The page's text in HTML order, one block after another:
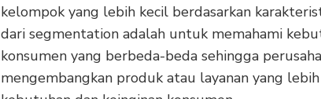
kelompok yang lebih kecil berdasarkan
dari segmentation adalah untuk memahami
konsumen yang berbeda-beda sehingga
mengembangkan produk atau layanan yang